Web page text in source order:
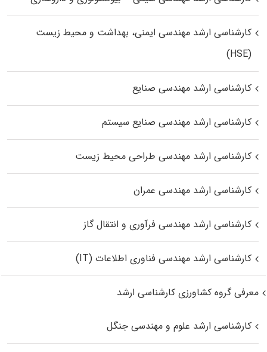
کارشناسی ارشد مهندسی ایمنی، بهداشت و محیط زیست
(HSE)
کارشناسی ارشد مهندسی صنایع
کارشناسی ارشد مهندسی صنایع سیستم
کارشناسی ارشد مهندسی طراحی محیط زیست
کارشناسی ارشد مهندسی عمران
کارشناسی ارشد مهندسی فرآوری و انتقال گاز
کارشناسی ارشد مهندسی فناوری اطلاعات (IT)
معرفی گروه کشاورزی کارشناسی ارشد
کارشناسی ارشد علوم و مهندسی جنگل